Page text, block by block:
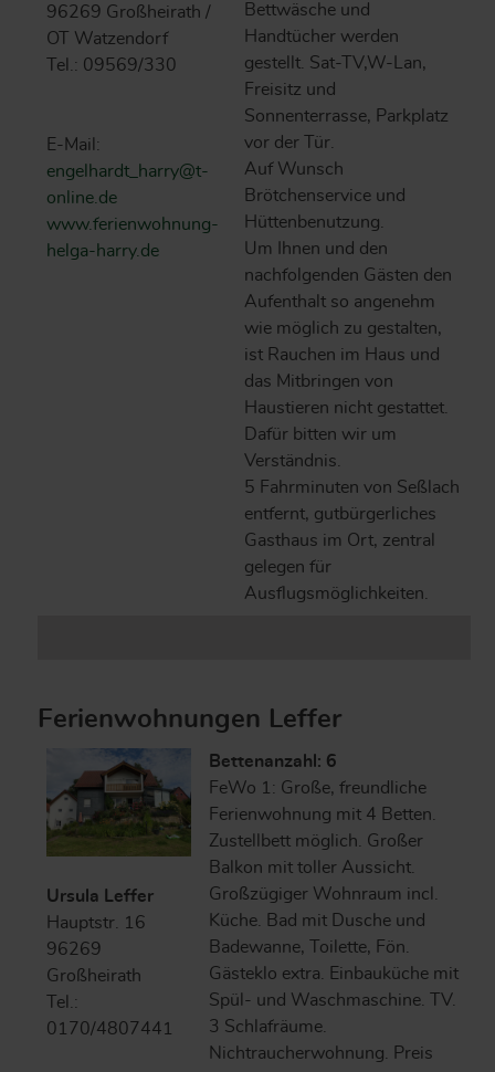
96269 Großheirath /
OT Watzendorf
Tel.: 09569/330
E-Mail:
engelhardt_harry@t-
online.de
www.ferienwohnung-
helga-harry.de
Bettwäsche und
Handtücher werden
gestellt. Sat-TV,W-Lan,
Freisitz und
Sonnenterrasse, Parkplatz
vor der Tür.
Auf Wunsch
Brötchenservice und
Hüttenbenutzung.
Um Ihnen und den
nachfolgenden Gästen den
Aufenthalt so angenehm
wie möglich zu gestalten,
ist Rauchen im Haus und
das Mitbringen von
Haustieren nicht gestattet.
Dafür bitten wir um
Verständnis.
5 Fahrminuten von Seßlach
entfernt, gutbürgerliches
Gasthaus im Ort, zentral
gelegen für
Ausflugsmöglichkeiten.
Ferienwohnungen Leffer
Ursula Leffer
Hauptstr. 16
96269
Großheirath
Tel.:
0170/4807441
Bettenanzahl: 6
FeWo 1: Große, freundliche
Ferienwohnung mit 4 Betten.
Zustellbett möglich. Großer
Balkon mit toller Aussicht.
Großzügiger Wohnraum incl.
Küche. Bad mit Dusche und
Badewanne, Toilette, Fön.
Gästeklo extra. Einbauküche mit
Spül- und Waschmaschine. TV.
3 Schlafräume.
Nichtraucherwohnung. Preis